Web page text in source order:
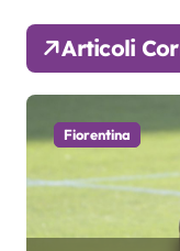
a
z
i
o
n
Articoli
Fiorentina